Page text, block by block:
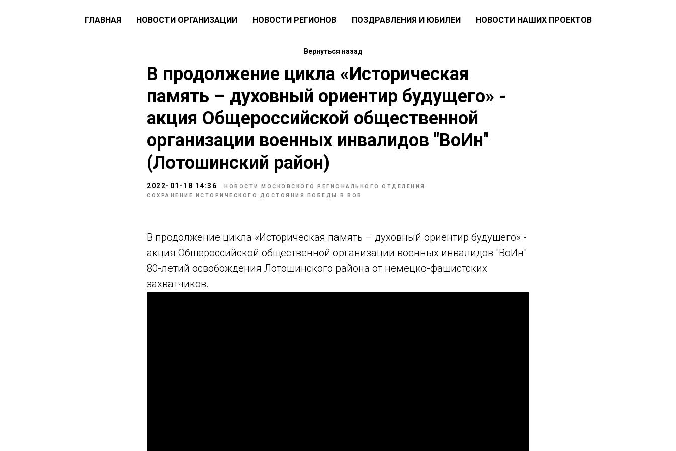
ГЛАВНАЯ НОВОСТИ ОРГАНИЗАЦИИ НОВОСТИ РЕГИОНОВ ПОЗДРАВЛЕНИЯ И ЮБИЛЕИ НОВОСТИ НАШИХ ПРОЕКТОВ
Вернуться назад
В продолжение цикла «Историческая
память – духовный ориентир будущего» -
акция Общероссийской общественной
организации военных инвалидов "ВоИн"
(Лотошинский район)
2022-01-18 14:36
НОВОСТИ МОСКОВСКОГО РЕГИОНАЛЬНОГО ОТДЕЛЕНИЯ
СОХРАНЕНИЕ ИСТОРИЧЕСКОГО ДОСТОЯНИЯ ПОБЕДЫ В ВОВ
В продолжение цикла «Историческая память – духовный ориентир будущего» -
акция Общероссийской общественной организации военных инвалидов "ВоИн"
80-летий освобождения Лотошинского района от немецко-фашистских
захватчиков.